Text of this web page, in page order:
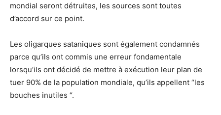
mondial seront détruites, les sources sont toutes
d’accord sur ce point.
Les oligarques sataniques sont également condamnés
parce qu’ils ont commis une erreur fondamentale
lorsqu’ils ont décidé de mettre à exécution leur plan de
tuer 90% de la population mondiale, qu’ils appellent “les
bouches inutiles “.